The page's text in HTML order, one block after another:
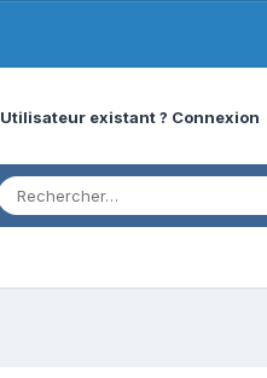
Utilisateur existant ? Connexion